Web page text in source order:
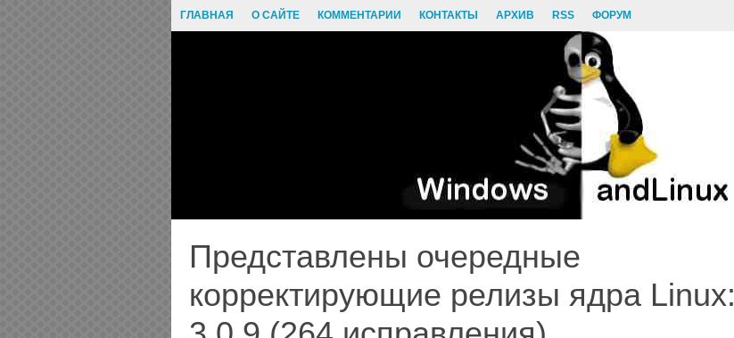
ГЛАВНАЯ О САЙТЕ КОММЕНТАРИИ КОНТАКТЫ АРХИВ RSS ФОРУМ
Представлены очередные
корректирующие релизы ядра Linux: